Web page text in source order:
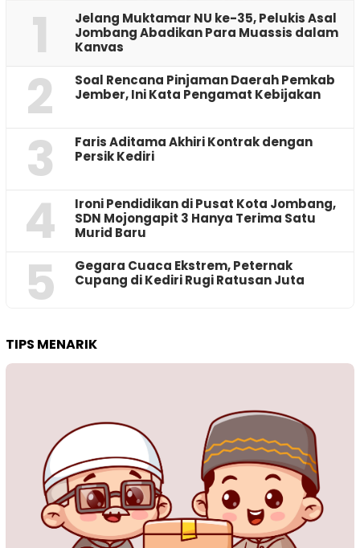
1
Jelang Muktamar NU ke-35, Pelukis Asal
Jombang Abadikan Para Muassis dalam
Kanvas
2
‎Soal Rencana Pinjaman Daerah Pemkab
Jember, Ini Kata Pengamat Kebijakan ‎
3
Faris Aditama Akhiri Kontrak dengan
Persik Kediri
4
Ironi Pendidikan di Pusat Kota Jombang,
SDN Mojongapit 3 Hanya Terima Satu
Murid Baru
5
‎Gegara Cuaca Ekstrem, Peternak
Cupang di Kediri Rugi Ratusan Juta
TIPS MENARIK